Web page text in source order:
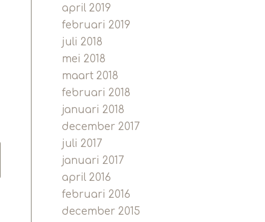
april 2019
februari 2019
juli 2018
mei 2018
maart 2018
februari 2018
januari 2018
december 2017
juli 2017
januari 2017
april 2016
februari 2016
december 2015